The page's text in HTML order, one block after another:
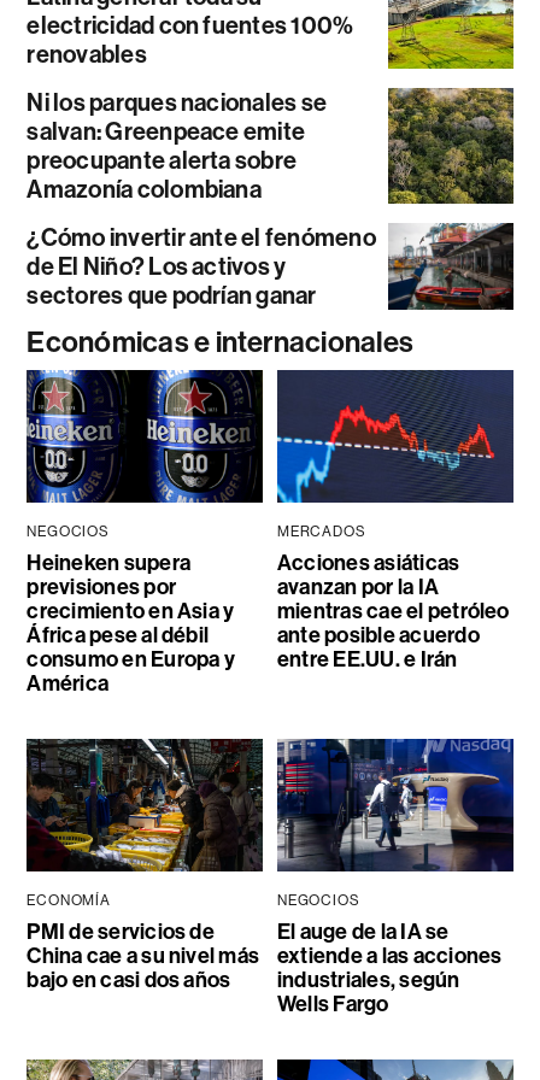
electricidad con fuentes 100%
renovables
Ni los parques nacionales se
salvan: Greenpeace emite
preocupante alerta sobre
Amazonía colombiana
¿Cómo invertir ante el fenómeno
de El Niño? Los activos y
sectores que podrían ganar
Económicas e internacionales
NEGOCIOS
Heineken supera
previsiones por
crecimiento en Asia y
África pese al débil
consumo en Europa y
América
MERCADOS
Acciones asiáticas
avanzan por la IA
mientras cae el petróleo
ante posible acuerdo
entre EE.UU. e Irán
ECONOMÍA
PMI de servicios de
China cae a su nivel más
bajo en casi dos años
NEGOCIOS
El auge de la IA se
extiende a las acciones
industriales, según
Wells Fargo